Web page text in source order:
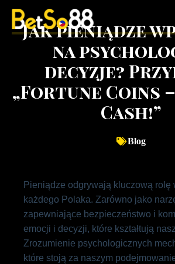
Jak pieniądze
na
decyzje?
„Fortune Coins
Cash!”
Blog
Pieniądze odgrywają kluczową rolę
każdego Polaka. Zarówno jako
zapewniające bezpieczeństwo i
emocji i decyzji, które kształtują
Zrozumienie psychologicznych
które stoją za naszym